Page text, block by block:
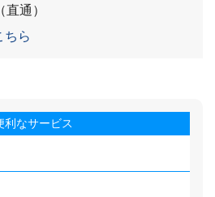
通）
ちら
利なサービス